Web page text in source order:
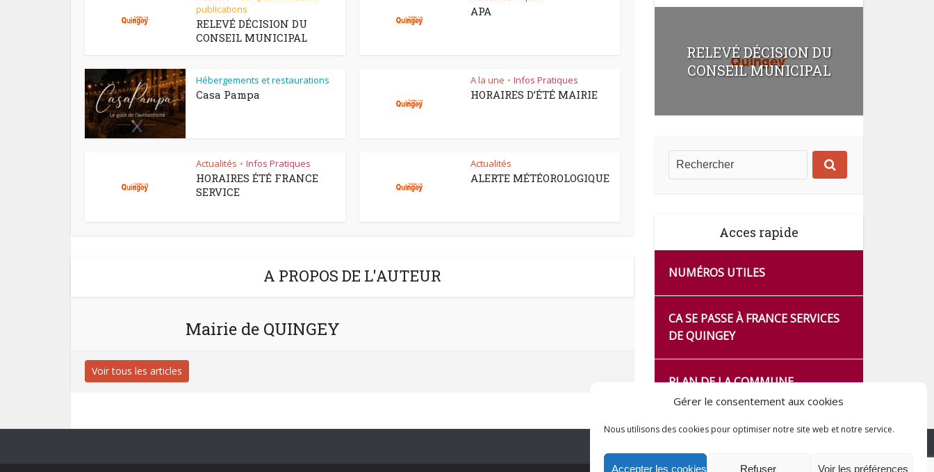
Gérer le consentement aux cookies
Nous utilisons des cookies pour optimiser notre site web et notre service.
Accepter les cookies Refuser Voir les préférences
publications
RELEVÉ DÉCISION DU
CONSEIL MUNICIPAL
APA
Hébergements et restaurations
Casa Pampa
A la une • Infos Pratiques
HORAIRES D’ÉTÉ MAIRIE
Actualités • Infos Pratiques
HORAIRES ÉTÉ FRANCE
SERVICE
Actualités
ALERTE MÉTÉOROLOGIQUE
A PROPOS DE L'AUTEUR
Mairie de QUINGEY
Voir tous les articles
RELEVÉ DÉCISION DU
CONSEIL MUNICIPAL
Acces rapide
NUMÉROS UTILES
CA SE PASSE À FRANCE SERVICES
DE QUINGEY
PLAN DE LA COMMUNE